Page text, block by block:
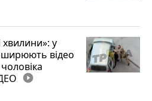
хвилини»: у
відео
play_circle_filled